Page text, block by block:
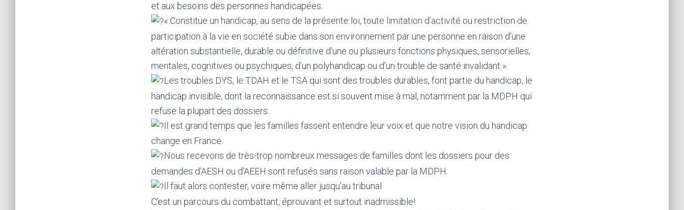
et aux besoins des personnes handicapées.
« Constitue un handicap, au sens de la présente loi, toute limitation d’activité ou restriction de
participation à la vie en société subie dans son environnement par une personne en raison d’une
altération substantielle, durable ou définitive d’une ou plusieurs fonctions physiques, sensorielles,
mentales, cognitives ou psychiques, d’un polyhandicap ou d’un trouble de santé invalidant ».
Les troubles DYS, le TDAH et le TSA qui sont des troubles durables, font partie du handicap, le
handicap invisible, dont la reconnaissance est si souvent mise à mal, notamment par la MDPH qui
refuse la plupart des dossiers.
Il est grand temps que les familles fassent entendre leur voix et que notre vision du handicap
change en France.
Nous recevons de très-trop nombreux messages de familles dont les dossiers pour des
demandes d’AESH ou d’AEEH sont refusés sans raison valable par la MDPH.
Il faut alors contester, voire même aller jusqu’au tribunal.
C’est un parcours du combattant, éprouvant et surtout inadmissible!